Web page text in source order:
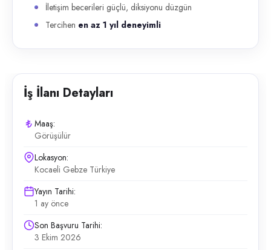
İletişim becerileri güçlü, diksiyonu düzgün
Tercihen en az 1 yıl deneyimli
İş İlanı Detayları
Maaş:
Görüşülür
Lokasyon:
Kocaeli Gebze Türkiye
Yayın Tarihi:
1 ay önce
Son Başvuru Tarihi:
3 Ekim 2026